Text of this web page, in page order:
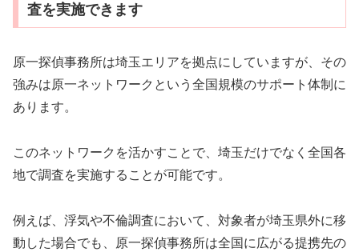
査を実施できます
原一探偵事務所は埼玉エリアを拠点にしていますが、その
強みは原一ネットワークという全国規模のサポート体制に
あります。
このネットワークを活かすことで、埼玉だけでなく全国各
地で調査を実施することが可能です。
例えば、浮気や不倫調査において、対象者が埼玉県外に移
動した場合でも、原一探偵事務所は全国に広がる提携先の